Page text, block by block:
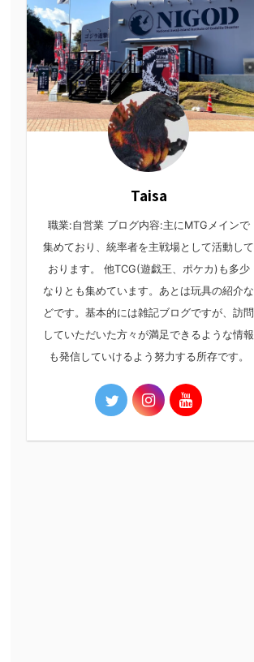
Taisa
職業:自営業 ブログ内容:主にMTGメインで
集めており、統率者を主戦場として活動して
おります。 他TCG(遊戯王、ポケカ)も多少
なりとも集めています。あとは玩具の紹介な
どです。基本的には雑記ブログですが、訪問
していただいた方々が満足できるような情報
も発信していけるよう努力する所存です。